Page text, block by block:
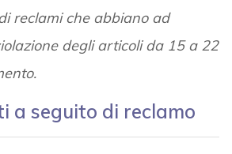
reclami che abbiano ad
degli articoli da 15 a 22
a seguito di reclamo